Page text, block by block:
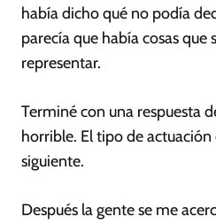
había dicho qué no podía
parecía que había cosas que
representar.
Terminé con una respuesta
horrible. El tipo de
siguiente.
Después la gente se me